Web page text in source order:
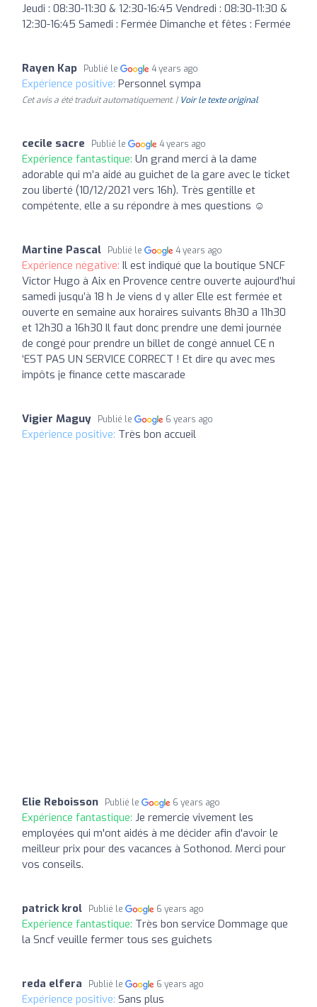
Jeudi : 08:30-11:30 & 12:30-16:45 Vendredi : 08:30-11:30 &
12:30-16:45 Samedi : Fermée Dimanche et fêtes : Fermée
Rayen Kap Publié le 4 years ago
Expérience positive: Personnel sympa
Cet avis a été traduit automatiquement. | Voir le texte original
cecile sacre Publié le 4 years ago
Expérience fantastique: Un grand merci à la dame
adorable qui m’a aidé au guichet de la gare avec le ticket
zou liberté (10/12/2021 vers 16h). Très gentille et
compétente, elle a su répondre à mes questions ☺️
Martine Pascal Publié le 4 years ago
Expérience négative: Il est indiqué que la boutique SNCF
Victor Hugo à Aix en Provence centre ouverte aujourd’hui
samedi jusqu’à 18 h Je viens d y aller Elle est fermée et
ouverte en semaine aux horaires suivants 8h30 a 11h30
et 12h30 a 16h30 Il faut donc prendre une demi journée
de congé pour prendre un billet de congé annuel CE n
‘EST PAS UN SERVICE CORRECT ! Et dire qu avec mes
impôts je finance cette mascarade
Vigier Maguy Publié le 6 years ago
Expérience positive: Très bon accueil
Elie Reboisson Publié le 6 years ago
Expérience fantastique: Je remercie vivement les
employées qui m'ont aidés à me décider afin d'avoir le
meilleur prix pour des vacances à Sothonod. Merci pour
vos conseils.
patrick krol Publié le 6 years ago
Expérience fantastique: Très bon service Dommage que
la Sncf veuille fermer tous ses guichets
reda elfera Publié le 6 years ago
Expérience positive: Sans plus